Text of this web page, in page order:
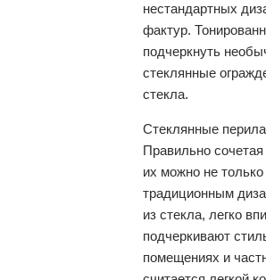
нестандартных
фактур.
подчеркнуть
стеклянные
стекла.
Стеклянные
Правильно
их можно не
традиционным
из стекла, легко
подчеркивают
помещениях и